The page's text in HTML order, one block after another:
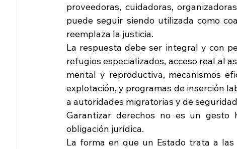
proveedoras, cuidadoras,
puede seguir siendo utilizada como
reemplaza la justicia.
La respuesta debe ser integral y con
refugios especializados, acceso real al
mental y reproductiva, mecanismos
explotación, y programas de inserción
a autoridades migratorias y de
Garantizar derechos no es un gesto
obligación jurídica.
La forma en que un Estado trata a